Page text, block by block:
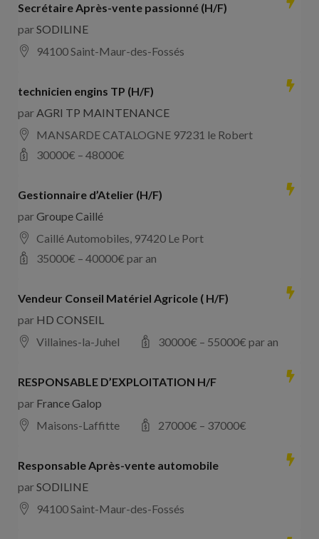
Secrétaire Après-vente passionné (H/F)
parSODILINE
94100 Saint-Maur-des-Fossés
technicien engins TP (H/F)
parAGRI TP MAINTENANCE
MANSARDE CATALOGNE 97231 le Robert
30000€ – 48000€
Gestionnaire d’Atelier (H/F)
parGroupe Caillé
Caillé Automobiles, 97420 Le Port
35000€ – 40000€ par an
Vendeur Conseil Matériel Agricole ( H/F)
par HD CONSEIL
Villaines-la-Juhel
30000€ – 55000€ par an
RESPONSABLE D’EXPLOITATION H/F
par France Galop
Maisons-Laffitte
27000€ – 37000€
Responsable Après-vente automobile
parSODILINE
94100 Saint-Maur-des-Fossés